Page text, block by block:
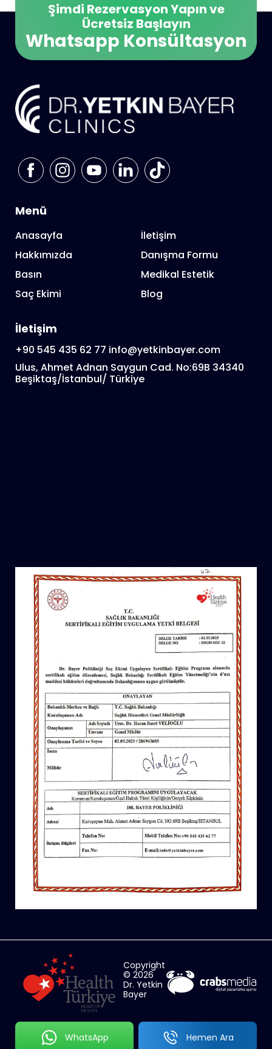
WhatsApp Hemen Ara
Şimdi Rezervasyon Yapın ve
Ücretsiz Başlayın
Whatsapp Konsültasyon
Menü
Anasayfa
Hakkımızda
Basın
Saç Ekimi
İletişim
Danışma Formu
Medikal Estetik
Blog
İletişim
+90 545 435 62 77 info@yetkinbayer.com
Ulus, Ahmet Adnan Saygun Cad. No:69B 34340
Beşiktaş/İstanbul/ Türkiye
Copyright
© 2026
Dr. Yetkin
Bayer